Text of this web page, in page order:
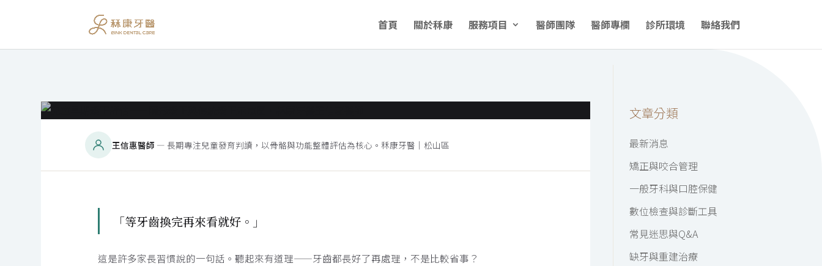
首頁 關於秝康 服務項目 醫師團隊 醫師專欄 診所環境 聯絡我們
別等恆牙長齊才看
發育窗口，不會重來
王信惠醫師 — 長期專注兒童發育判讀，以骨骼與功能整體評估為核心。秝康牙醫｜松山區
「等牙齒換完再來看就好。」
這是許多家長習慣說的一句話。聽起來有道理——牙齒都長好了再處理，不是比較省事？
文章分類
最新消息
矯正與咬合管理
一般牙科與口腔保健
數位檢查與診斷工具
常見迷思與Q&A
缺牙與重建治療